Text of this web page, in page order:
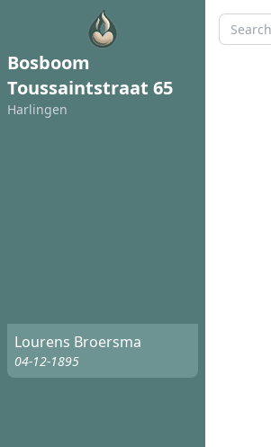
Bosboom
Toussaintstraat 65
Harlingen
Lourens Broersma
04-12-1895